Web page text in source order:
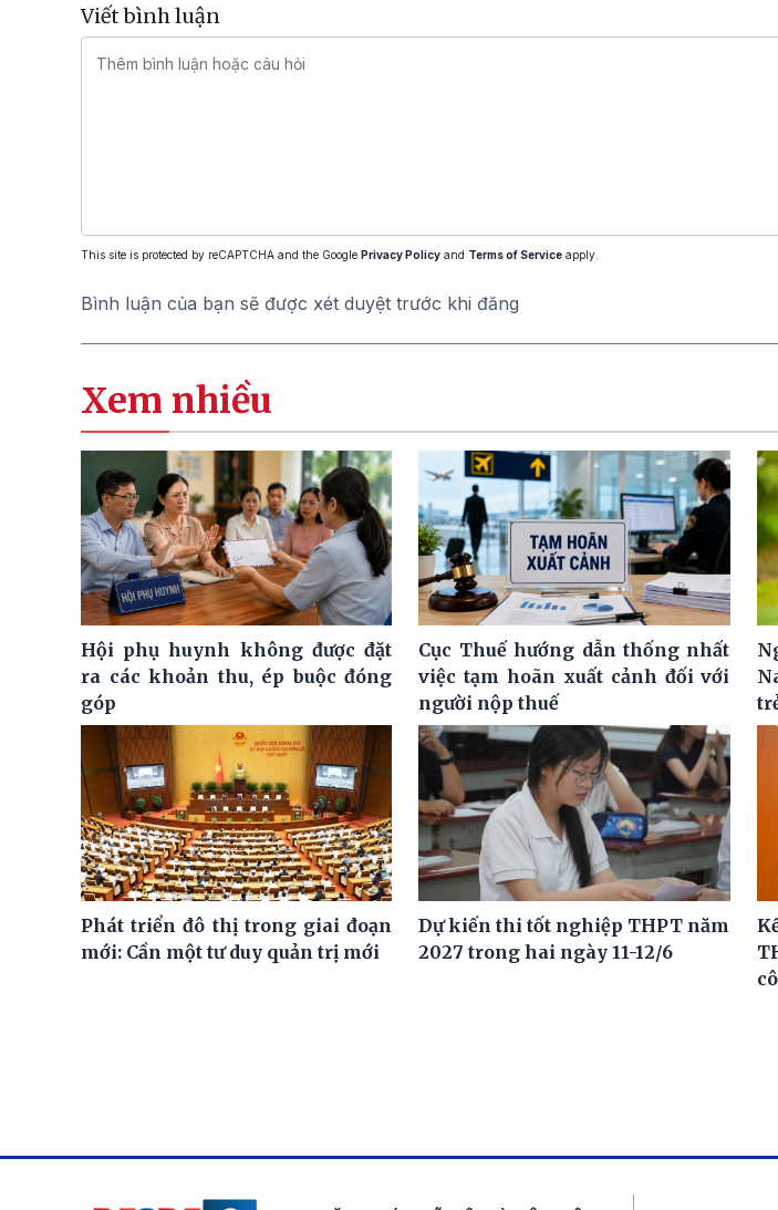
Viết bình luận
This site is protected by reCAPTCHA and the Google Privacy Policy and Terms of Service apply.
Bình luận của bạn sẽ được xét duyệt trước khi đăng
Xem nhiều
Hội phụ huynh không được đặt
ra các khoản thu, ép buộc đóng
góp
Cục Thuế hướng dẫn thống nhất
việc tạm hoãn xuất cảnh đối với
người nộp thuế
Phát triển đô thị trong giai đoạn
mới: Cần một tư duy quản trị mới
Dự kiến thi tốt nghiệp THPT năm
2027 trong hai ngày 11-12/6